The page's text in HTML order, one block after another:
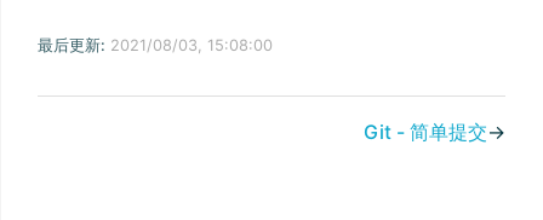
最后更新: 2021/08/03, 15:08:00
Git - 简单提交→